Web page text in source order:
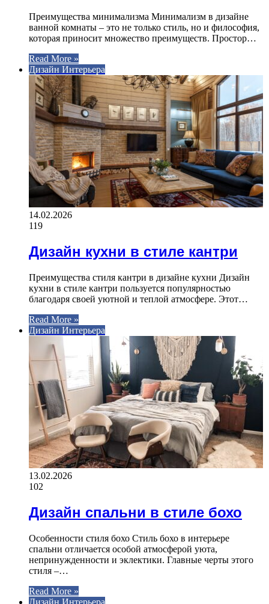
Преимущества минимализма Минимализм в дизайне
ванной комнаты – это не только стиль, но и философия,
которая приносит множество преимуществ. Простор…
Read More »
Дизайн Интерьера
14.02.2026
119
Дизайн кухни в стиле кантри
Преимущества стиля кантри в дизайне кухни Дизайн
кухни в стиле кантри пользуется популярностью
благодаря своей уютной и теплой атмосфере. Этот…
Read More »
Дизайн Интерьера
13.02.2026
102
Дизайн спальни в стиле бохо
Особенности стиля бохо Стиль бохо в интерьере
спальни отличается особой атмосферой уюта,
непринужденности и эклектики. Главные черты этого
стиля –…
Read More »
Дизайн Интерьера